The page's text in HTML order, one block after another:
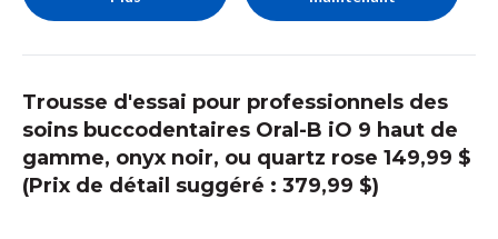
Trousse d'essai pour professionnels des
soins buccodentaires Oral-B iO 9 haut de
gamme, onyx noir, ou quartz rose 149,99 $
(Prix de détail suggéré : 379,99 $)